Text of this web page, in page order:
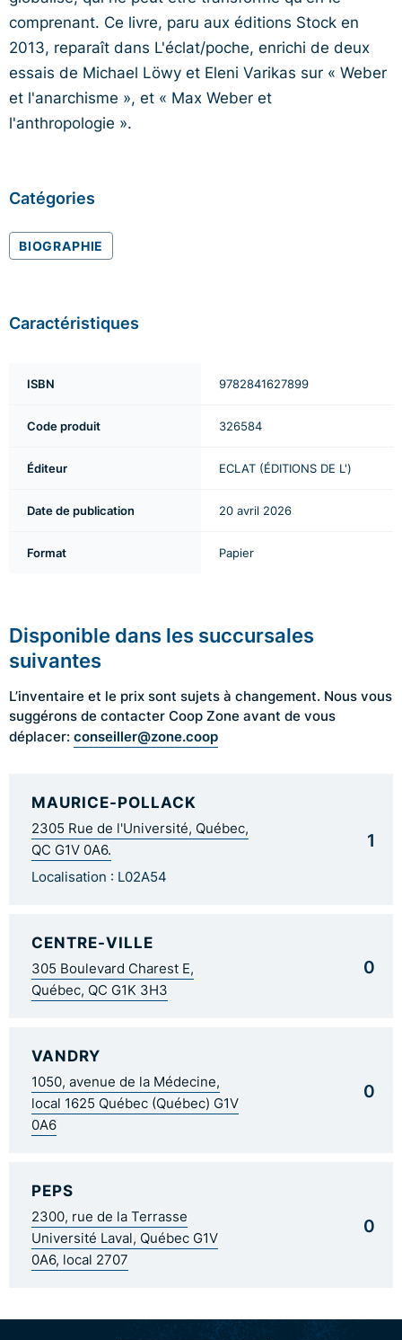
comprenant. Ce livre, paru aux éditions Stock en
2013, reparaît dans L'éclat/poche, enrichi de deux
essais de Michael Löwy et Eleni Varikas sur « Weber
et l'anarchisme », et « Max Weber et
l'anthropologie ».
Catégories
BIOGRAPHIE
Caractéristiques
ISBN 9782841627899
Code produit 326584
Éditeur ECLAT (ÉDITIONS DE L')
Date de publication 20 avril 2026
Format Papier
Disponible dans les succursales
suivantes
L’inventaire et le prix sont sujets à changement. Nous vous
suggérons de contacter Coop Zone avant de vous
déplacer: conseiller@zone.coop
MAURICE-POLLACK
2305 Rue de l'Université, Québec,
QC G1V 0A6.
Localisation : L02A54
1
CENTRE-VILLE
305 Boulevard Charest E,
Québec, QC G1K 3H3
0
VANDRY
1050, avenue de la Médecine,
local 1625 Québec (Québec) G1V
0A6
0
PEPS
2300, rue de la Terrasse
Université Laval, Québec G1V
0A6, local 2707
0